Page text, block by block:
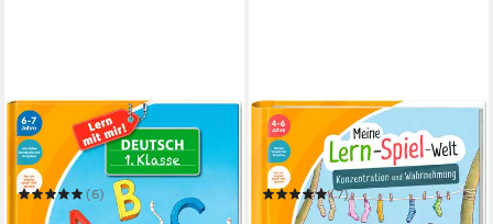
RAVENSBURGER
tiptoi® Lern mit mir! Deutsch
1. Klasse /
(6)
ab 19,99 €
RAVENSBURGER
tiptoi® Meine Lern-Spiel-
Welt Konzentration und
Wahrnehmung /
(7)
19,99 €